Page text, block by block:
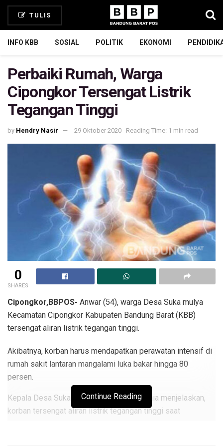
TULIS
INFO KBB SOSIAL POLITIK EKONOMI
Perbaiki Rumah, Warga
Cipongkor Tersengat Listrik
Tegangan Tinggi
by Hendry Nasir 29 Oktober 2020 Reading Time: 1 min read
0
SHARES
Cipongkor,BBPOS- Anwar (54), warga Desa Suka mulya
Kecamatan Cipongkor Kabupaten Bandung Barat (KBB)
tersengat aliran listrik tegangan tinggi.
Akibatnya, korban harus mendapatkan perawatan intensif di
rumah sakit lantaran mangalami luka bakar hingga 80
persen.
Kepala Desa Sukamulya, Cecep Heru Kurnia menjelaskan,
korban tersengat aliran listrik tegangan tinggi saat
Continue Reading